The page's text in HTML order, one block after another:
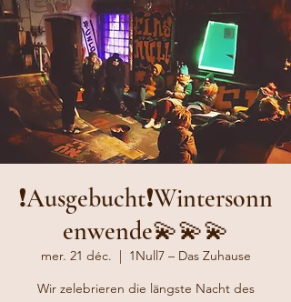
❗️Ausgebucht❗️Wintersonn
enwende💫💫💫
mer. 21 déc.
  |
1Null7 – Das Zuhause
Wir zelebrieren die längste Nacht des